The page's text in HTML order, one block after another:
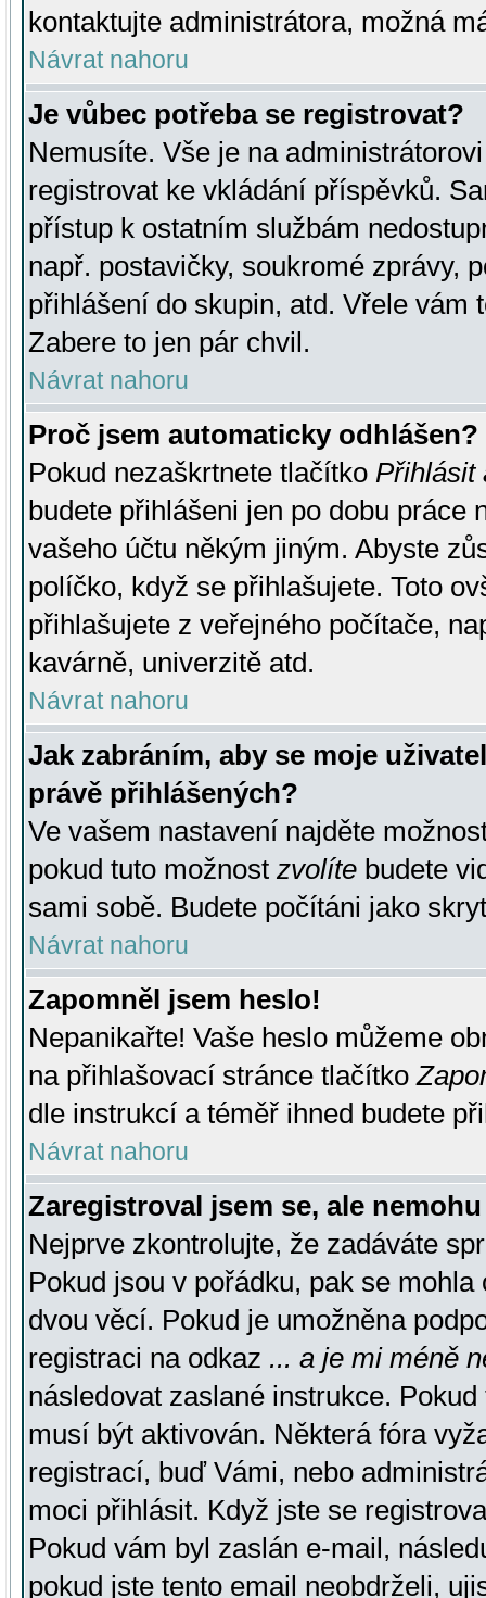
kontaktujte administrátora, možná
Návrat nahoru
Je vůbec potřeba se registrovat?
Nemusíte. Vše je na
registrovat ke vkládání příspěvků.
přístup k ostatním službám
např. postavičky, soukromé zprávy,
přihlášení do skupin, atd. Vřele vám
Zabere to jen pár chvil.
Návrat nahoru
Proč jsem automaticky odhlášen?
Pokud nezaškrtnete tlačítko Přihlásit
budete přihlášeni jen po dobu práce
vašeho účtu někým jiným. Abyste
políčko, když se přihlašujete. Toto
přihlašujete z veřejného počítače,
kavárně, univerzitě atd.
Návrat nahoru
Jak zabráním, aby se moje
právě přihlášených?
Ve vašem nastavení najděte
pokud tuto možnost zvolíte budete
sami sobě. Budete počítáni jako
Návrat nahoru
Zapomněl jsem heslo!
Nepanikařte! Vaše heslo můžeme
na přihlašovací stránce tlačítko
dle instrukcí a téměř ihned budete
Návrat nahoru
Zaregistroval jsem se, ale
Nejprve zkontrolujte, že zadáváte
Pokud jsou v pořádku, pak se
dvou věcí. Pokud je umožněna
registraci na odkaz ... a je mi méně
následovat zaslané instrukce.
musí být aktivován. Některá fóra
registrací, buď Vámi, nebo
moci přihlásit. Když jste se
Pokud vám byl zaslán e-mail,
pokud jste tento email neobdrželi,